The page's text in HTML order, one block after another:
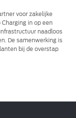
voor zakelijke
in op een
naadloos
De samenwerking is
bij de overstap